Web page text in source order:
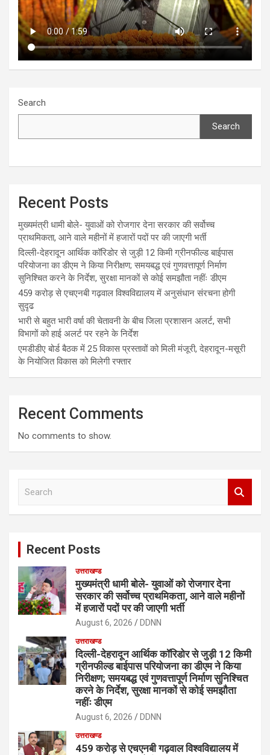
Search
Search
Recent Posts
मुख्यमंत्री धामी बोले- युवाओं को रोजगार देना सरकार की सर्वोच्च
प्राथमिकता, आने वाले महीनों में हजारों पदों पर की जाएगी भर्ती
दिल्ली-देहरादून आर्थिक कॉरिडोर से जुड़ी 12 किमी ग्रीनफील्ड बाईपास
परियोजना का डीएम ने किया निरीक्षण; समयबद्ध एवं गुणवत्तापूर्ण निर्माण
सुनिश्चित करने के निर्देश, सुरक्षा मानकों से कोई समझौता नहींः डीएम
459 करोड़ से एचएनबी गढ़वाल विश्वविद्यालय में अनुसंधान संरचना होगी
सुदृढ
भारी से बहुत भारी वर्षा की चेतावनी के बीच जिला प्रशासन अलर्ट, सभी
विभागों को हाई अलर्ट पर रहने के निर्देश
एमडीडीए बोर्ड बैठक में 25 विकास प्रस्तावों को मिली मंजूरी, देहरादून-मसूरी
के नियोजित विकास को मिलेगी रफ्तार
Recent Comments
No comments to show.
Recent Posts
उत्तराखण्ड
मुख्यमंत्री धामी बोले- युवाओं को रोजगार देना
सरकार की सर्वोच्च प्राथमिकता, आने वाले महीनों
में हजारों पदों पर की जाएगी भर्ती
August 6, 2026 DDNN
उत्तराखण्ड
दिल्ली-देहरादून आर्थिक कॉरिडोर से जुड़ी 12 किमी
ग्रीनफील्ड बाईपास परियोजना का डीएम ने किया
निरीक्षण; समयबद्ध एवं गुणवत्तापूर्ण निर्माण सुनिश्चित
करने के निर्देश, सुरक्षा मानकों से कोई समझौता
नहींः डीएम
August 6, 2026 DDNN
उत्तराखण्ड
459 करोड़ से एचएनबी गढ़वाल विश्वविद्यालय में